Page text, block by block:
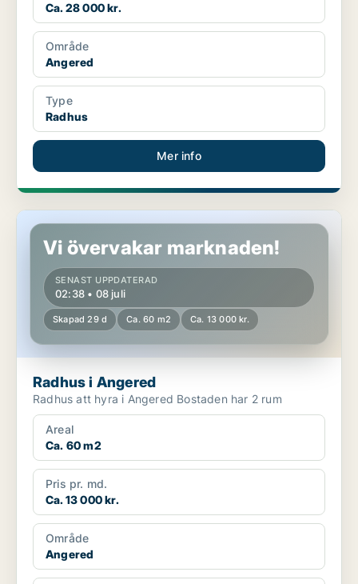
Ca. 28 000 kr.
Område
Angered
Type
Radhus
Mer info
Radhus i Angered
Vi övervakar marknaden!
SENAST UPPDATERAD
02:38 • 08 juli
Skapad 29 d Ca. 60 m2 Ca. 13 000 kr.
Radhus i Angered
Radhus att hyra i Angered Bostaden har 2 rum
Areal
Ca. 60 m2
Pris pr. md.
Ca. 13 000 kr.
Område
Angered